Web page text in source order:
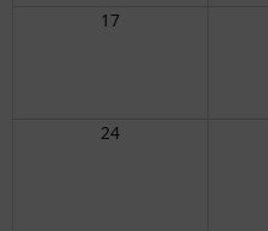
17
24